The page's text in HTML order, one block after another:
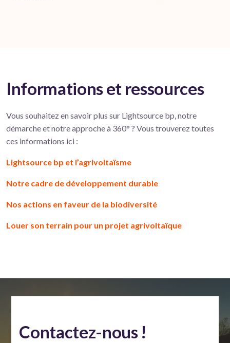
Informations et ressources
Vous souhaitez en savoir plus sur Lightsource bp, notre
démarche et notre approche à 360° ? Vous trouverez toutes
ces informations ici :
Lightsource bp et l’agrivoltaïsme
Notre cadre de développement durable
Nos actions en faveur de la biodiversité
Louer son terrain pour un projet agrivoltaïque
Contactez-nous !